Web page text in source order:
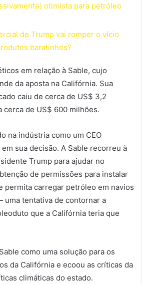
otimista para petróleo
de Trump vai romper o vício
baratinhos?
em relação à Sable, cujo
da aposta na Califórnia. Sua
caiu de cerca de US$ 3,2
cerca de US$ 600 milhões.
na indústria como um CEO
sua decisão. A Sable recorreu à
Trump para ajudar no
de permissões para instalar
permita carregar petróleo em navios
uma tentativa de contornar a
que a Califórnia teria que
como uma solução para os
da Califórnia e ecoou as críticas da
climáticas do estado.